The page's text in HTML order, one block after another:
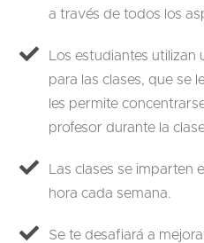
a través de todos los
Los estudiantes
para las clases, que se
les permite
profesor durante la
Las clases se imparten
hora cada semana.
Se te desafiará a